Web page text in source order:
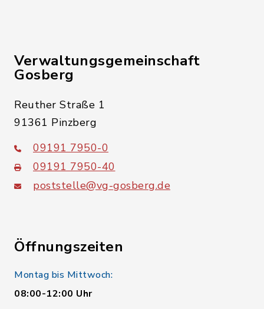
Verwaltungsgemeinschaft
Gosberg
Reuther Straße 1
91361 Pinzberg
09191 7950-0
09191 7950-40
poststelle@vg-gosberg.de
Öffnungszeiten
Montag bis Mittwoch:
08:00-12:00 Uhr